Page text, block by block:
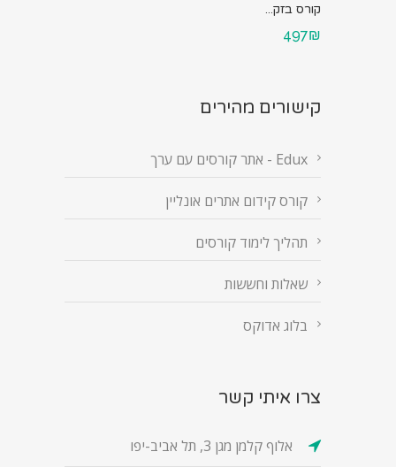
קורס בזק...
497₪
קישורים מהירים
Edux - אתר קורסים עם ערך
קורס קידום אתרים אונליין
תהליך לימוד קורסים
שאלות וחששות
בלוג אדוקס
צרו איתי קשר
אלוף קלמן מגן 3, תל אביב-יפו